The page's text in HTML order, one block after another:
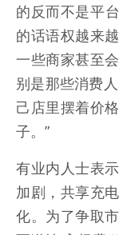
的反而不是平
的话语权越来
一些商家甚至
别是那些消费
己店里摆着价
子。”
有业内人士表
加剧，共享充
化。为了争取